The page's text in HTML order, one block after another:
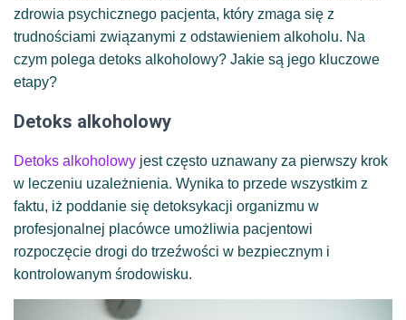
zdrowia psychicznego pacjenta, który zmaga się z
trudnościami związanymi z odstawieniem alkoholu. Na
czym polega detoks alkoholowy? Jakie są jego kluczowe
etapy?
Detoks alkoholowy
Detoks alkoholowy jest często uznawany za pierwszy krok
w leczeniu uzależnienia. Wynika to przede wszystkim z
faktu, iż poddanie się detoksykacji organizmu w
profesjonalnej placówce umożliwia pacjentowi
rozpoczęcie drogi do trzeźwości w bezpiecznym i
kontrolowanym środowisku.